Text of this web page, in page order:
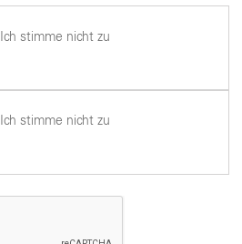
Ich stimme nicht zu
Ich stimme nicht zu